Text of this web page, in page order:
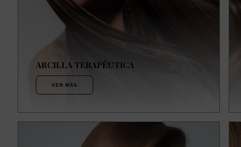
ARCILLA TERAPÉUTICA
VER MÁS